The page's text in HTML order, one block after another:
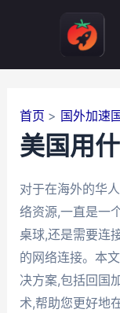
首页 国外加速
美国用
对于在海外的华
络资源,一直是一
桌球,还是需要连
的网络连接。本
决方案,包括回国
术,帮助您更好地